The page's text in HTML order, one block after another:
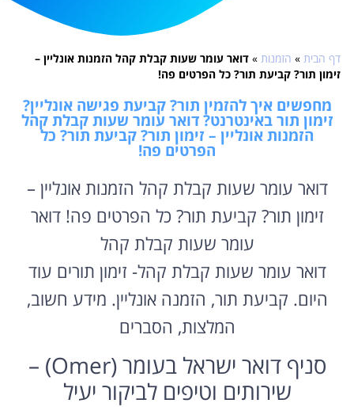
דף הבית » הזמנות » דואר עומר שעות קבלת קהל הזמנות אונליין –
זימון תור? קביעת תור? כל הפרטים פה!
מחפשים איך להזמין תור? קביעת פגישה אונליין?
זימון תור באינטרנט? דואר עומר שעות קבלת קהל
הזמנות אונליין – זימון תור? קביעת תור? כל
הפרטים פה!
דואר עומר שעות קבלת קהל הזמנות אונליין –
זימון תור? קביעת תור? כל הפרטים פה! דואר
עומר שעות קבלת קהל
דואר עומר שעות קבלת קהל- זימון תורים עוד
היום. קביעת תור, הזמנה אונליין. מידע חשוב,
המלצות, הסברים
סניף דואר ישראל בעומר (Omer) –
שירותים וטיפים לביקור יעיל